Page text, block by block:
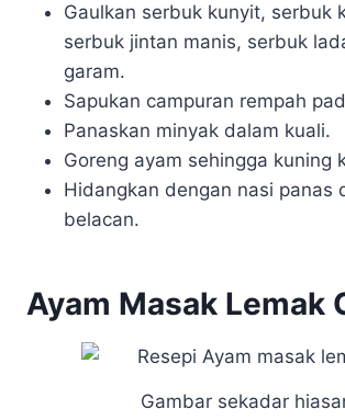
Gaulkan serbuk kunyit, serbuk
serbuk jintan manis, serbuk
garam.
Sapukan campuran rempah
Panaskan minyak dalam kuali.
Goreng ayam sehingga kuning
Hidangkan dengan nasi panas
belacan.
Ayam Masak Lemak
Gambar sekadar